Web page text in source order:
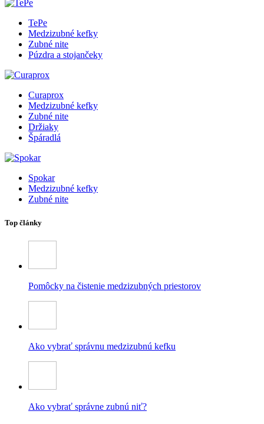
TePe
Medzizubné kefky
Zubné nite
Púzdra a stojančeky
Curaprox
Medzizubné kefky
Zubné nite
Držiaky
Špáradlá
Spokar
Medzizubné kefky
Zubné nite
Top články
Pomôcky na čistenie medzizubných priestorov
Ako vybrať správnu medzizubnú kefku
Ako vybrať správne zubnú niť?